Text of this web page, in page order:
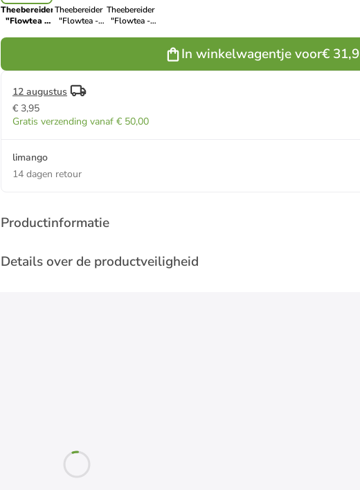
Theebereider
"Flowtea -
Theebereider
"Flowtea -
Theebereider
"Flowtea -
In winkelwagentje voor€
12 augustus
€ 3,95
Gratis verzending vanaf € 50,00
limango
14 dagen retour
Productinformatie
Details over de productveiligheid